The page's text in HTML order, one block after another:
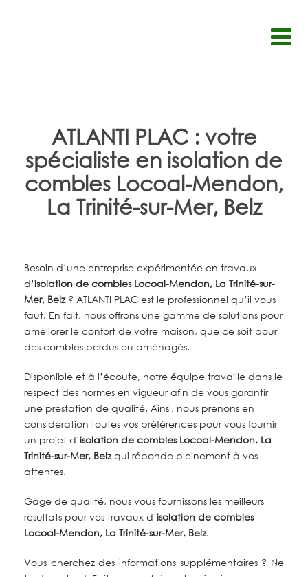
ATLANTI PLAC : votre
spécialiste en isolation de
combles Locoal-Mendon,
La Trinité-sur-Mer, Belz
Besoin d’une entreprise expérimentée en travaux
d’isolation de combles Locoal-Mendon, La Trinité-sur-
Mer, Belz ? ATLANTI PLAC est le professionnel qu’il vous
faut. En fait, nous offrons une gamme de solutions pour
améliorer le confort de votre maison, que ce soit pour
des combles perdus ou aménagés.
Disponible et à l’écoute, notre équipe travaille dans le
respect des normes en vigueur afin de vous garantir
une prestation de qualité. Ainsi, nous prenons en
considération toutes vos préférences pour vous fournir
un projet d’isolation de comblesLocoal-Mendon, La
Trinité-sur-Mer, Belzqui réponde pleinement à vos
attentes.
Gage de qualité, nous vous fournissons les meilleurs
résultats pour vos travaux d’isolation de combles
Locoal-Mendon, La Trinité-sur-Mer, Belz.
Vous cherchez des informations supplémentaires ? Ne